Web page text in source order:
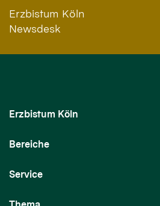
Erzbistum Köln
Newsdesk
Erzbistum Köln
Bereiche
Service